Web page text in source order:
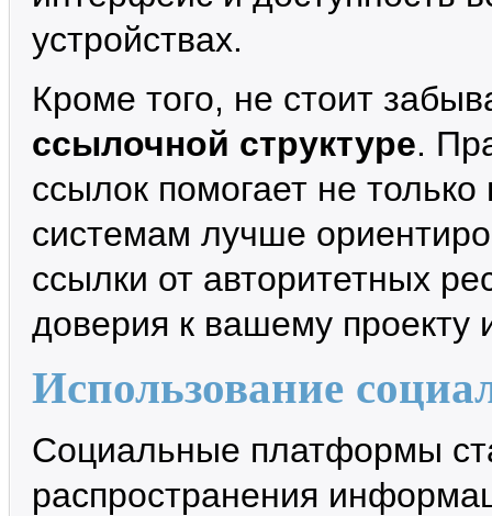
устройствах.
Кроме того, не стоит
ссылочной структуре.
ссылок помогает не
системам лучше
ссылки от авторитетных
доверия к вашему проекту
Использование
Социальные платформы
распространения